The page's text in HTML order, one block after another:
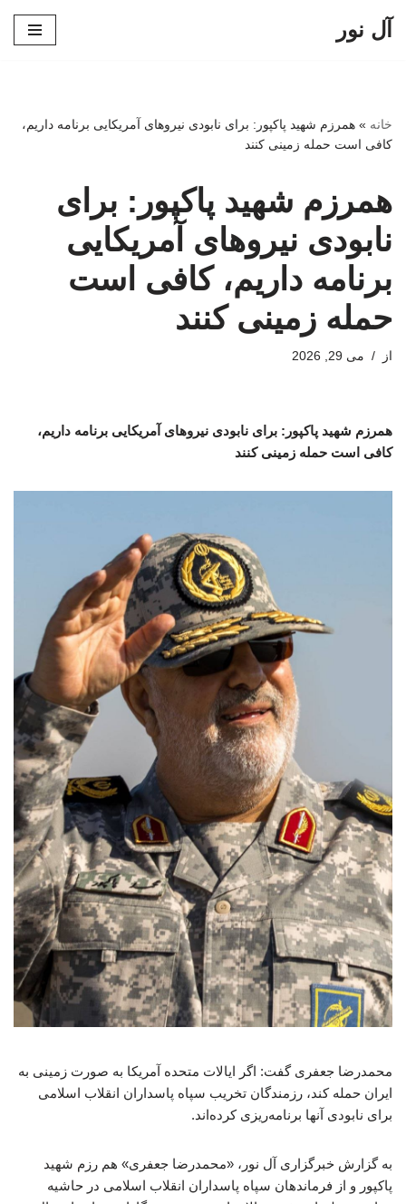
آل نور
خانه » همرزم شهید پاکپور: برای نابودی نیروهای آمریکایی برنامه داریم،
کافی است حمله زمینی کنند
همرزم شهید پاکپور: برای
نابودی نیروهای آمریکایی
برنامه داریم، کافی است
حمله زمینی کنند
از می 29, 2026
همرزم شهید پاکپور: برای نابودی نیروهای آمریکایی برنامه داریم،
کافی است حمله زمینی کنند
محمدرضا جعفری گفت: اگر ایالات متحده آمریکا به صورت زمینی به
ایران حمله کند، رزمندگان تخریب سپاه پاسداران انقلاب اسلامی
برای نابودی آنها برنامه‌ریزی کرده‌اند.
به گزارش خبرگزاری آل نور، «محمدرضا جعفری» هم رزم شهید
پاکپور و از فرماندهان سپاه پاسداران انقلاب اسلامی در حاشیه